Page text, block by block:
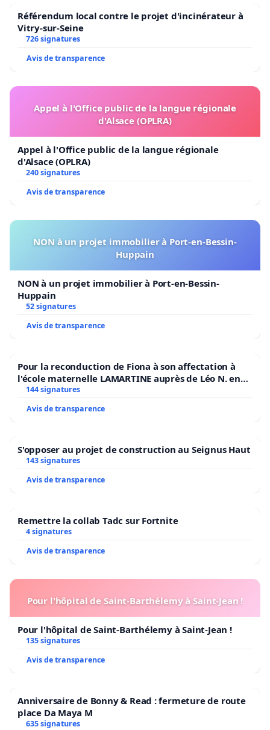
Référendum local contre le projet d'incinérateur à
Vitry-sur-Seine
726 signatures
Avis de transparence
Appel à l'Office public de la langue régionale
d'Alsace (OPLRA)
Appel à l'Office public de la langue régionale
d'Alsace (OPLRA)
240 signatures
Avis de transparence
NON à un projet immobilier à Port-en-Bessin-
Huppain
NON à un projet immobilier à Port-en-Bessin-
Huppain
52 signatures
Avis de transparence
Pour la reconduction de Fiona à son affectation à
l'école maternelle LAMARTINE auprès de Léo N. en
2026/2027
144 signatures
Avis de transparence
S'opposer au projet de construction au Seignus Haut
143 signatures
Avis de transparence
Remettre la collab Tadc sur Fortnite
4 signatures
Avis de transparence
Pour l'hôpital de Saint-Barthélemy à Saint-Jean !
Pour l'hôpital de Saint-Barthélemy à Saint-Jean !
135 signatures
Avis de transparence
Anniversaire de Bonny & Read : fermeture de route
place Da Maya M
635 signatures